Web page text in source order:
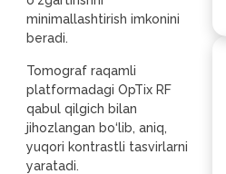
minimallashtirish imkonini
beradi.
Tomograf raqamli
platformadagi OpTix RF
qabul qilgich bilan
jihozlangan bo‘lib, aniq,
yuqori kontrastli tasvirlarni
yaratadi.